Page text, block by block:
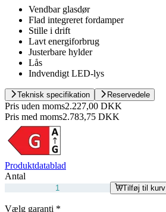
Vendbar glasdør
Flad integreret fordamper
Stille i drift
Lavt energiforbrug
Justerbare hylder
Lås
Indvendigt LED-lys
Teknisk specifikation Reservedele
Pris uden moms2.227,00 DKK
Pris med moms2.783,75 DKK
Produktdatablad
Antal
Tilføj til kurv
Vælg garanti *